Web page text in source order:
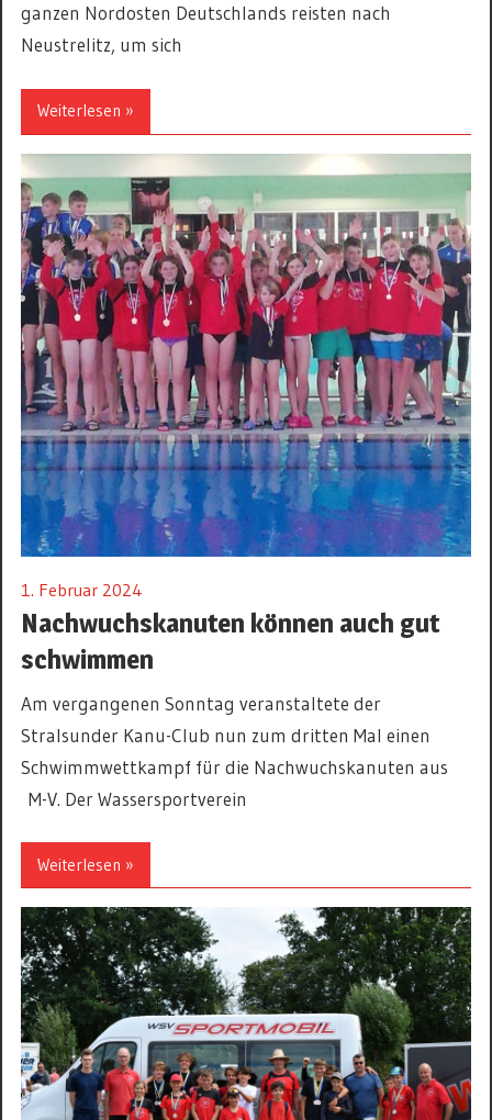
ganzen Nordosten Deutschlands reisten nach
Neustrelitz, um sich
Weiterlesen »
1. Februar 2024
Nachwuchskanuten können auch gut
schwimmen
Am vergangenen Sonntag veranstaltete der
Stralsunder Kanu-Club nun zum dritten Mal einen
Schwimmwettkampf für die Nachwuchskanuten aus
M-V. Der Wassersportverein
Weiterlesen »